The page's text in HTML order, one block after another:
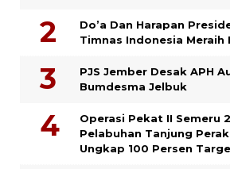
Do’a Dan Harapan
Timnas Indonesia Meraih
PJS Jember Desak APH
Bumdesma Jelbuk
Operasi Pekat II Semeru
Pelabuhan Tanjung
Ungkap 100 Persen